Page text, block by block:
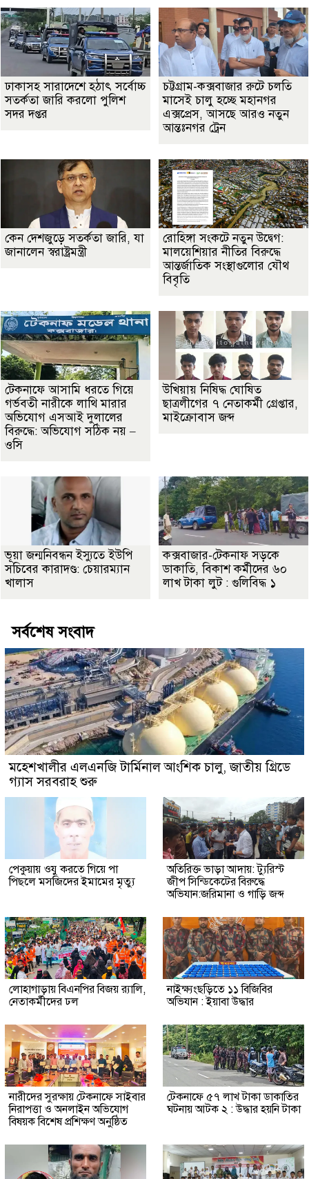
ঢাকাসহ সারাদেশে হঠাৎ সর্বোচ্চ
সতর্কতা জা‌রি করলো পুলিশ
সদর দপ্তর
চট্টগ্রাম-কক্সবাজার রুটে চলতি
মাসেই চালু হচ্ছে মহানগর
এক্সপ্রেস, আসছে আরও নতুন
আন্তঃনগর ট্রেন
কেন দেশজুড়ে সতর্কতা জারি, যা
জানালেন স্বরাষ্ট্রমন্ত্রী
রোহিঙ্গা সংকটে নতুন উদ্বেগ:
মালয়েশিয়ার নীতির বিরুদ্ধে
আন্তর্জাতিক সংস্থাগুলোর যৌথ
বিবৃতি
টেকনাফে আসামি ধরতে গিয়ে
গর্ভবতী নারীকে লাথি মারার
অভিযোগ এসআই দুলালের
বিরুদ্ধে: অভিযোগ সঠিক নয় –
ওসি
উখিয়ায় নিষিদ্ধ ঘোষিত
ছাত্রলীগের ৭ নেতাকর্মী গ্রেপ্তার,
মাইক্রোবাস জব্দ
ভূয়া জন্মনিবন্ধন ইস্যুতে ইউপি
সচিবের কারাদণ্ড: চেয়ারম্যান
খালাস
কক্সবাজার-টেকনাফ সড়কে
ডাকাতি, বিকাশ কর্মীদের ৬০
লাখ টাকা লুট : গুলিবিদ্ধ ১
সর্বশেষ সংবাদ
মহেশখালীর এলএনজি টার্মিনাল আংশিক চালু, জাতীয় গ্রিডে
গ্যাস সরবরাহ শুরু
পেকুয়ায় ওযু করতে গিয়ে পা
পিছলে মসজিদের ইমামের মৃত্যু
অতিরিক্ত ভাড়া আদায়: ট্যুরিস্ট
জীপ সিন্ডিকেটের বিরুদ্ধে
অভিযান:জরিমানা ও গাড়ি জব্দ
লোহাগাড়ায় বিএনপির বিজয় র‍্যালি,
নেতাকর্মীদের ঢল
নাইক্ষ্যংছড়িতে ১১ বিজিবির
অভিযান : ইয়াবা উদ্ধার
নারীদের সুরক্ষায় টেকনাফে সাইবার
নিরাপত্তা ও অনলাইন অভিযোগ
বিষয়ক বিশেষ প্রশিক্ষণ অনুষ্ঠিত
টেকনাফে ৫৭ লাখ টাকা ডাকাতির
ঘটনায় আটক ২ : উদ্ধার হয়নি টাকা